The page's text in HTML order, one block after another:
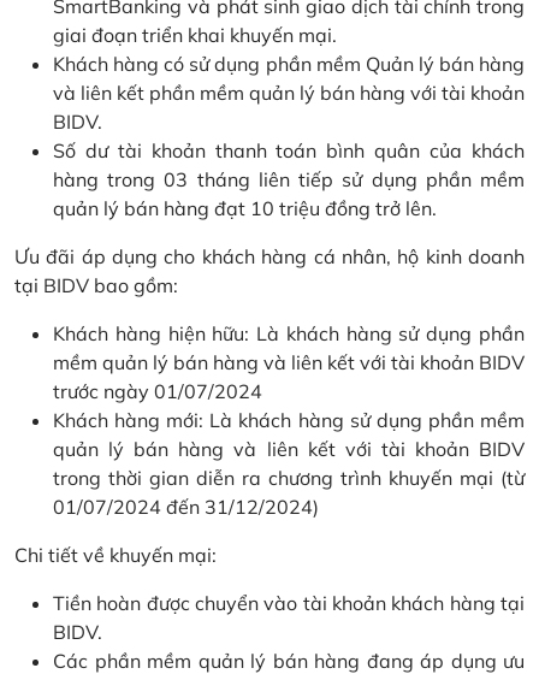
SmartBanking và phát sinh giao dịch tài chính trong
giai đoạn triển khai khuyến mại.
Khách hàng có sử dụng phần mềm Quản lý bán hàng
và liên kết phần mềm quản lý bán hàng với tài khoản
BIDV.
Số dư tài khoản thanh toán bình quân của khách
hàng trong 03 tháng liên tiếp sử dụng phần mềm
quản lý bán hàng đạt 10 triệu đồng trở lên.
Ưu đãi áp dụng cho khách hàng cá nhân, hộ kinh doanh
tại BIDV bao gồm:
Khách hàng hiện hữu: Là khách hàng sử dụng phần
mềm quản lý bán hàng và liên kết với tài khoản BIDV
trước ngày 01/07/2024
Khách hàng mới: Là khách hàng sử dụng phần mềm
quản lý bán hàng và liên kết với tài khoản BIDV
trong thời gian diễn ra chương trình khuyến mại (từ
01/07/2024 đến 31/12/2024)
Chi tiết về khuyến mại:
Tiền hoàn được chuyển vào tài khoản khách hàng tại
BIDV.
Các phần mềm quản lý bán hàng đang áp dụng ưu